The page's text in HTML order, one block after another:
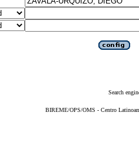
Search
BIREME/OPS/OMS - Centro